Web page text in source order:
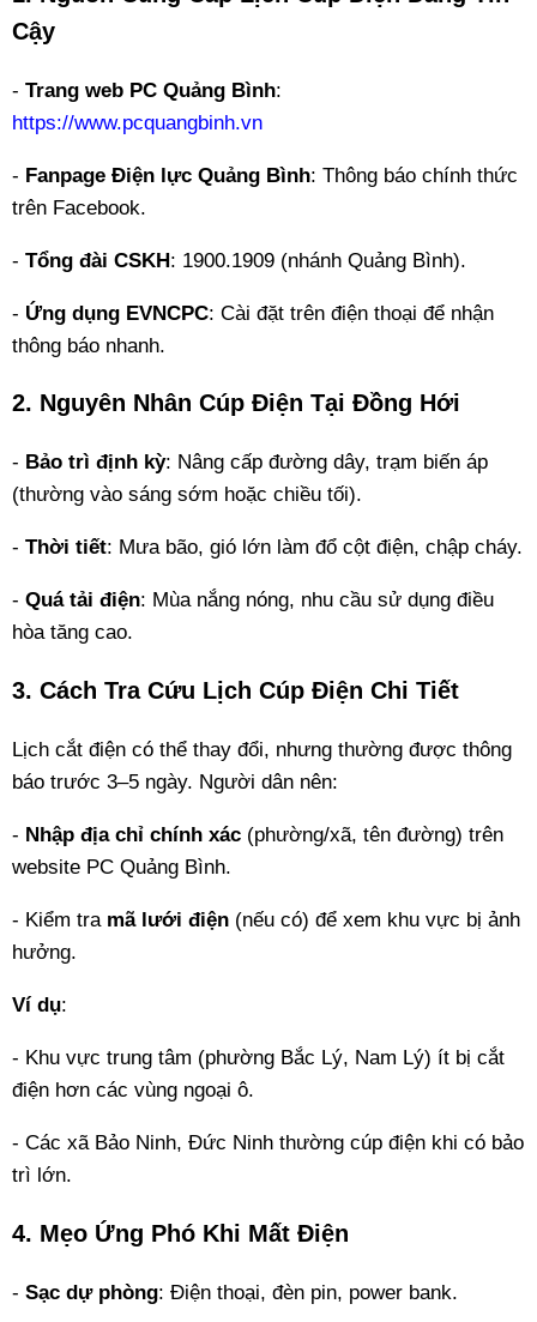
Cậy
- Trang web PC Quảng Bình:
https://www.pcquangbinh.vn
- Fanpage Điện lực Quảng Bình: Thông báo chính thức
trên Facebook.
- Tổng đài CSKH: 1900.1909 (nhánh Quảng Bình).
- Ứng dụng EVNCPC: Cài đặt trên điện thoại để nhận
thông báo nhanh.
2. Nguyên Nhân Cúp Điện Tại Đồng Hới
- Bảo trì định kỳ: Nâng cấp đường dây, trạm biến áp
(thường vào sáng sớm hoặc chiều tối).
- Thời tiết: Mưa bão, gió lớn làm đổ cột điện, chập cháy.
- Quá tải điện: Mùa nắng nóng, nhu cầu sử dụng điều
hòa tăng cao.
3. Cách Tra Cứu Lịch Cúp Điện Chi Tiết
Lịch cắt điện có thể thay đổi, nhưng thường được thông
báo trước 3–5 ngày. Người dân nên:
- Nhập địa chỉ chính xác (phường/xã, tên đường) trên
website PC Quảng Bình.
- Kiểm tra mã lưới điện (nếu có) để xem khu vực bị ảnh
hưởng.
Ví dụ:
- Khu vực trung tâm (phường Bắc Lý, Nam Lý) ít bị cắt
điện hơn các vùng ngoại ô.
- Các xã Bảo Ninh, Đức Ninh thường cúp điện khi có bảo
trì lớn.
4. Mẹo Ứng Phó Khi Mất Điện
- Sạc dự phòng: Điện thoại, đèn pin, power bank.